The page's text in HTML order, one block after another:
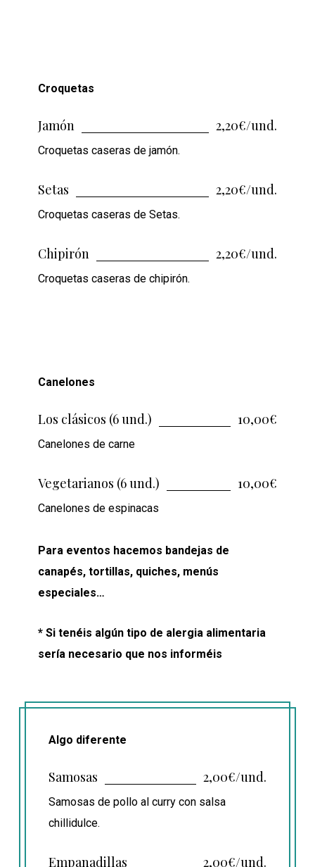
Croquetas
Jamón 2,20€/und.
Croquetas caseras de jamón.
Setas 2,20€/und.
Croquetas caseras de Setas.
Chipirón 2,20€/und.
Croquetas caseras de chipirón.
Canelones
Los clásicos (6 und.) 10,00€
Canelones de carne
Vegetarianos (6 und.) 10,00€
Canelones de espinacas
Para eventos hacemos bandejas de
canapés, tortillas, quiches, menús
especiales…
* Si tenéis algún tipo de alergia alimentaria
sería necesario que nos informéis
Algo diferente
Samosas 2,00€/und.
Samosas de pollo al curry con salsa
chillidulce.
Empanadillas 2,00€/und.